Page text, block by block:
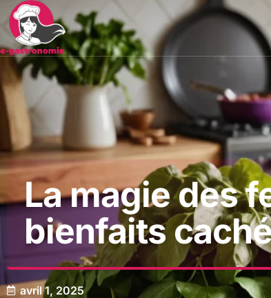
La magie des
bienfaits
avril 1, 2025